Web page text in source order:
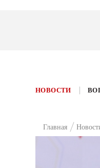
НОВОСТИ
Главная